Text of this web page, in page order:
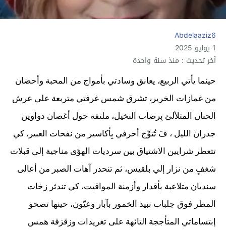
Abdelaaziz6
1 يوليو 2025
آخر تحديث : منذ سنة واحدة
حينما يأتي الربيع، يعانق وسادتي بأمواج من المحبة وأحضان
من غمازات الخرير، تشرق شمس غرفتي متربعة على عرش
الحنان المتلألئ بِرضاب النخيل، ملتفة حول أغصان دواوين
جدران الليل ، فَ تُتوِّج أحرفي بِأكاسير من نفحات العبير، كي
تتعطر شرايين الاشتياق بين سرديات الهوّى مناجية إلى قبلات
شغفٍ من نزار إلي بلقيس، ثم تنحدر آهات الصبر من أعالى
سنديان متلاعبة بأقدار وأزمنة المواقيت، كي تندثر زخات
المطر فوق جلباب نبيذ الخمور بآبار وعيّون، حينها تصحو
إبتساماتي المتأججة التائهة على تغريدات وزقزقة همس